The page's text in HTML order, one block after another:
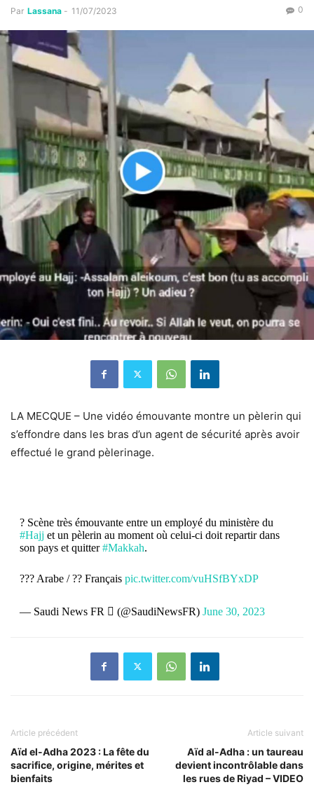
Par Lassana - 11/07/2023 0
LA MECQUE – Une vidéo émouvante montre un pèlerin qui
s’effondre dans les bras d’un agent de sécurité après avoir
effectué le grand pèlerinage.
? Scène très émouvante entre un employé du ministère du
#Hajj et un pèlerin au moment où celui-ci doit repartir dans
son pays et quitter#Makkah.
?️?? Arabe / ?? Français pic.twitter.com/vuHSfBYxDP
— Saudi News FR  (@SaudiNewsFR) June 30, 2023
Article précédent
Aïd el-Adha 2023 : La fête du
sacrifice, origine, mérites et
bienfaits
Article suivant
Aïd al-Adha : un taureau
devient incontrôlable dans
les rues de Riyad – VIDEO